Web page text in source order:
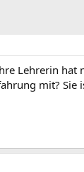
Lehrerin hat
mit? Sie